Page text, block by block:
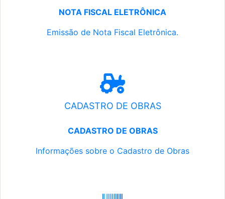
NOTA FISCAL ELETRÔNICA
Emissão de Nota Fiscal Eletrônica.
CADASTRO DE OBRAS
CADASTRO DE OBRAS
Informações sobre o Cadastro de Obras